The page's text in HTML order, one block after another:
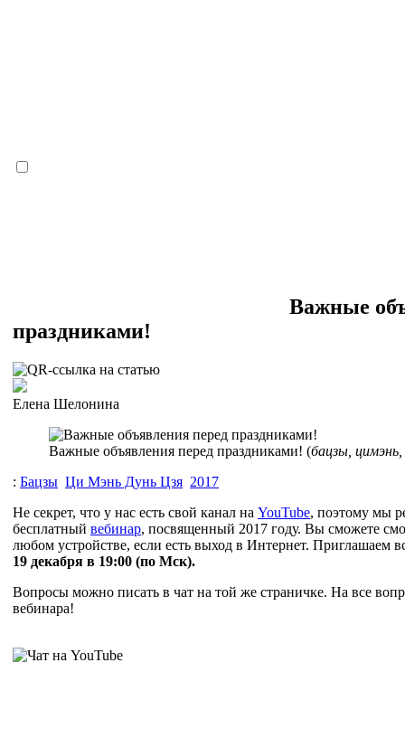
Важные
праздниками!
Елена Шелонина
Важные объявления перед праздниками! (бацзы,
: Бацзы Ци Мэнь Дунь Цзя 2017
Не секрет, что у нас есть свой канал на YouTube, поэтому мы
бесплатный вебинар, посвященный 2017 году. Вы сможете
любом устройстве, если есть выход в Интернет. Приглашаем
19 декабря в 19:00 (по Мск).
Вопросы можно писать в чат на той же страничке. На все
вебинара!